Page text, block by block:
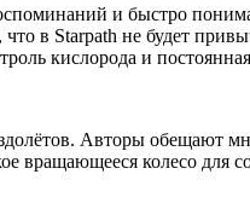
и быстро
в Starpath не будет
кислорода и
Авторы
вращающееся колесо для